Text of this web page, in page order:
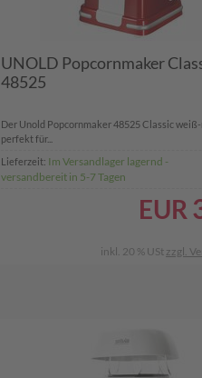
UNOLD Popcornmaker
48525
Der Unold Popcornmaker 48525 Classic
perfekt für...
Lieferzeit: Im Versandlager lagernd -
versandbereit in 5-7 Tagen
EUR
inkl. 20 % USt zzgl.